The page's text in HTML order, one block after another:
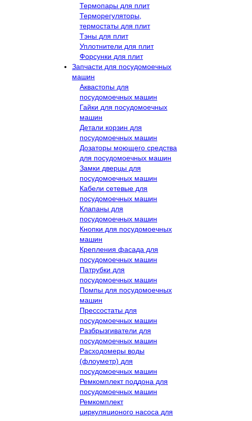
Термопары для плит
Терморегуляторы,
термостаты для плит
Тэны для плит
Уплотнители для плит
Форсунки для плит
Запчасти для посудомоечных
машин
Аквастопы для
посудомоечных машин
Гайки для посудомоечных
машин
Детали корзин для
посудомоечных машин
Дозаторы моющего средства
для посудомоечных машин
Замки дверцы для
посудомоечных машин
Кабели сетевые для
посудомоечных машин
Клапаны для
посудомоечных машин
Кнопки для посудомоечных
машин
Крепления фасада для
посудомоечных машин
Патрубки для
посудомоечных машин
Помпы для посудомоечных
машин
Прессостаты для
посудомоечных машин
Разбрызгиватели для
посудомоечных машин
Расходомеры воды
(флоуметр) для
посудомоечных машин
Ремкомплект поддона для
посудомоечных машин
Ремкомплект
циркуляционого насоса для